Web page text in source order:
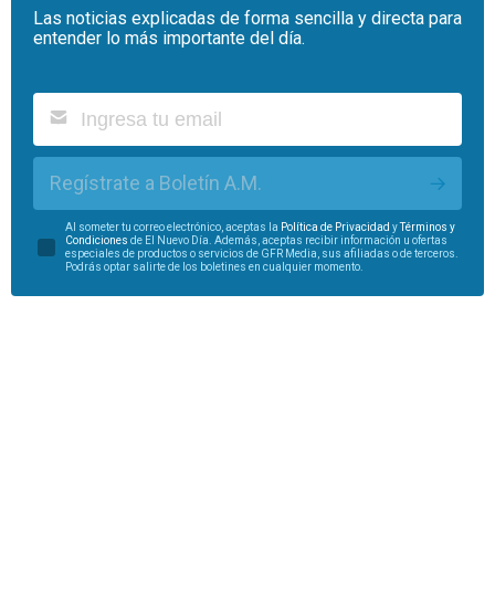
Las noticias explicadas de forma sencilla y directa para
entender lo más importante del día.
Regístrate a Boletín A.M.
Al someter tu correo electrónico, aceptas la Política de Privacidad y
Términos y
Condiciones de El Nuevo Día. Además, aceptas recibir información u ofertas
especiales de productos o servicios de GFR Media, sus afiliadas o de terceros.
Podrás optar salirte de los boletines en cualquier momento.